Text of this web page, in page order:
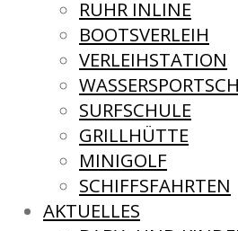
RUHR INLINE
BOOTSVERLEIH
VERLEIHSTATION
SURFSCHULE
GRILLHÜTTE
MINIGOLF
SCHIFFSFAHRTEN
AKTUELLES